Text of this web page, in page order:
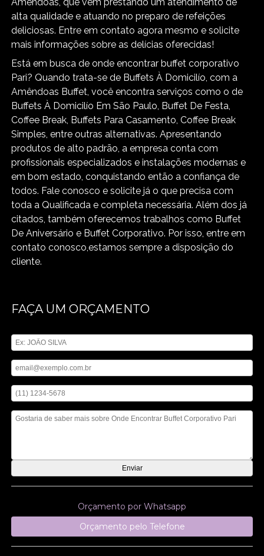
Amêndoas, que vem prestando um atendimento de
alta qualidade e atuando no preparo de refeições
deliciosas. Entre em contato agora mesmo e solicite
mais informações sobre as delícias oferecidas!
Está em busca de onde encontrar buffet corporativo
Pari? Quando trata-se de Buffets À Domicilío, com a
Amêndoas Buffet, você encontra serviços como o de
Buffets À Domicilío Em São Paulo, Buffet De Festa,
Coffee Break, Buffets Para Casamento, Coffee Break
Simples, entre outras alternativas. Apresentando
produtos de alto padrão, a empresa conta com
profissionais especializados e instalações modernas e
em bom estado, conquistando então a confiança de
todos. Fale conosco e solicite já o que precisa com
toda a Qualificada e completa necessária. Além dos já
citados, também oferecemos trabalhos como Buffet
De Aniversário e Buffet Corporativo. Por isso, entre em
contato conosco,estamos sempre a disposição do
cliente.
FAÇA UM ORÇAMENTO
Orçamento por Whatsapp
Orçamento pelo Telefone